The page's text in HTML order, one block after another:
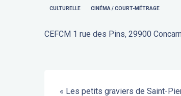
CULTURELLE CINÉMA / COURT-MÉTRAGE
CEFCM 1 rue des Pins, 29900
Description
« Les petits graviers de Saint-